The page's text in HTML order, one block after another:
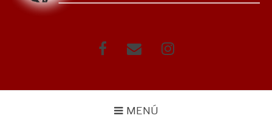
FacebookCorreo Instagram
MENÚ